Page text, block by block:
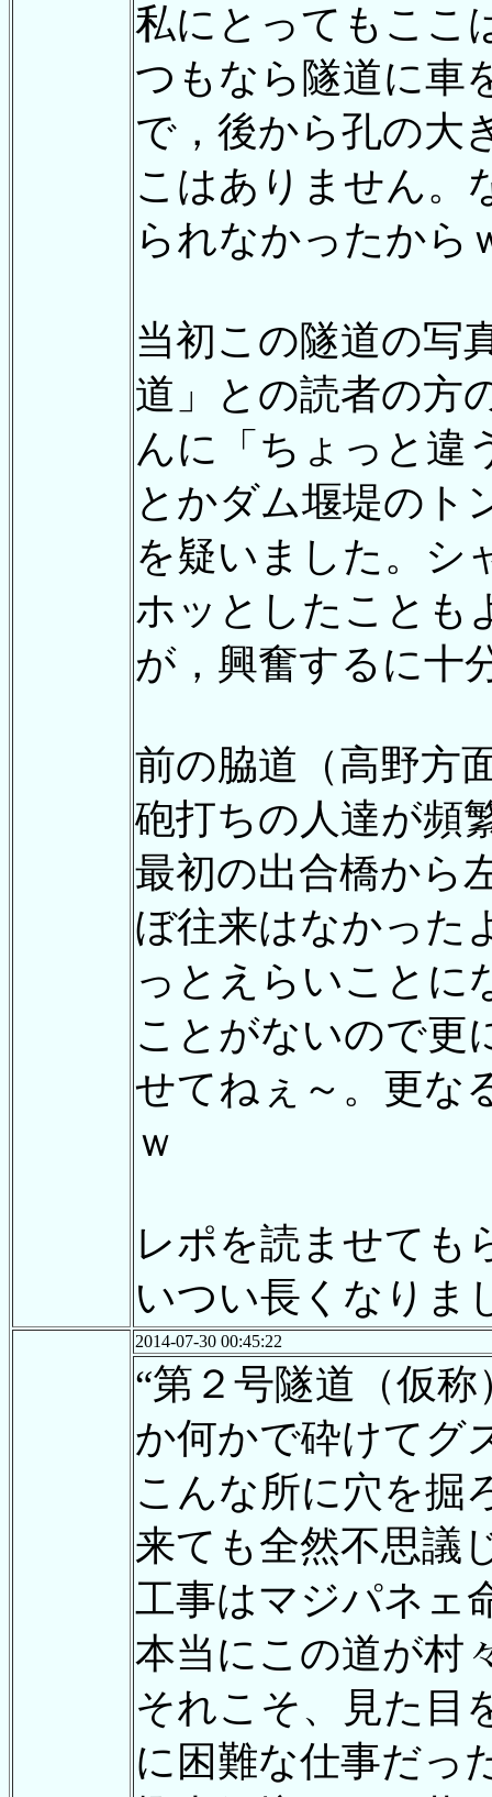
私にとってもここ
つもなら隧道に車
で，後から孔の大
こはありません。
られなかったから
当初この隧道の写
道」との読者の方
んに「ちょっと違
とかダム堰堤のト
を疑いました。シ
ホッとしたことも
が，興奮するに十
前の脇道（高野方
砲打ちの人達が頻
最初の出合橋から
ぼ往来はなかった
っとえらいことに
ことがないので更
せてねぇ～。更な
ｗ
レポを読ませても
いつい長くなりま
2014-07-30 00:45:22
“第２号隧道（仮
か何かで砕けてグ
こんな所に穴を掘
来ても全然不思議
工事はマジパネェ
本当にこの道が村
それこそ、見た目
に困難な仕事だっ